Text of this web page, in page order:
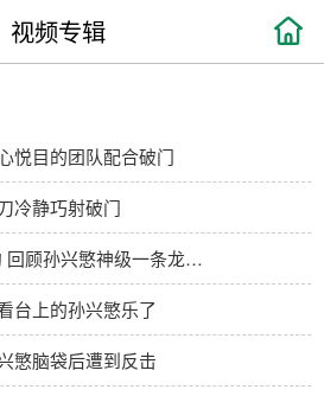
视频专辑
悦目的团队配合破门
冷静巧射破门
四年4.2亿人民币续约 回顾孙兴慜神级一条龙破门
台上的孙兴慜乐了
慜脑袋后遭到反击